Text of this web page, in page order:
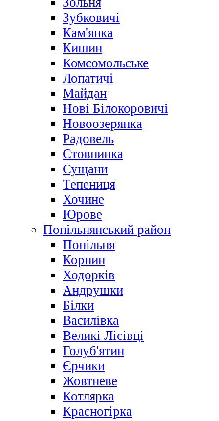
Зубковичі
Кам'янка
Кишин
Комсомольське
Лопатичі
Майдан
Нові Білокоровичі
Новоозерянка
Радовель
Стовпинка
Сущани
Тепениця
Хочине
Юрове
Попільнянський район
Попільня
Корнин
Ходорків
Андрушки
Білки
Василівка
Великі Лісівці
Голуб'ятин
Єрчики
Жовтневе
Котлярка
Красногірка